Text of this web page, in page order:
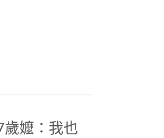
嬤：我也